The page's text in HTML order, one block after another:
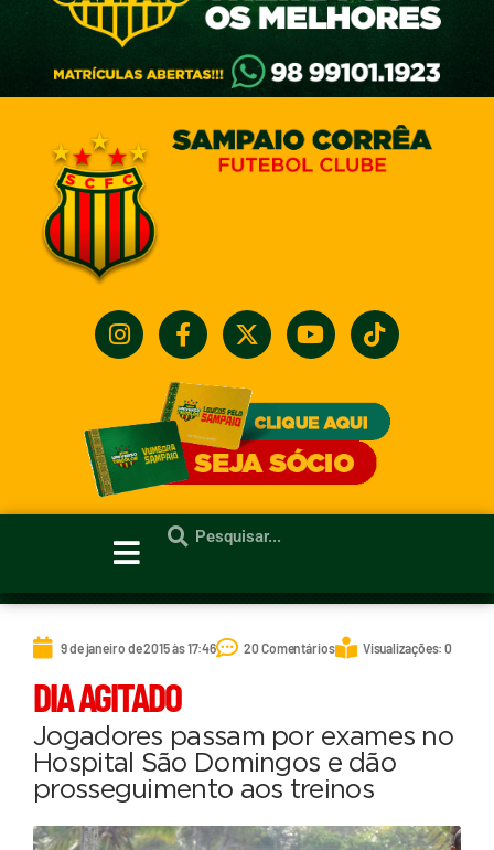
9 de janeiro de 2015 às 17:46 20 Comentários Visualizações: 0
DIA AGITADO
Jogadores passam por exames no
Hospital São Domingos e dão
prosseguimento aos treinos